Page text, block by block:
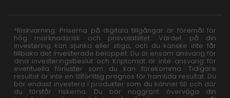
*Riskvarning: Priserna på digitala tillgångar är föremål för
hög marknadsrisk och prisvolatilitet. Värdet på din
investering kan sjunka eller stiga, och du kanske inte får
tillbaka det investerade beloppet. Du är ensam ansvarig för
dina investeringsbeslut och Kriptomat är inte ansvarig för
eventuella förluster som du kan förekomma. Tidigare
resultat är inte en tillförlitlig prognos för framtida resultat. Du
bör endast investera i produkter som du känner till och där
du förstår riskerna. Du bör noggrant överväga din